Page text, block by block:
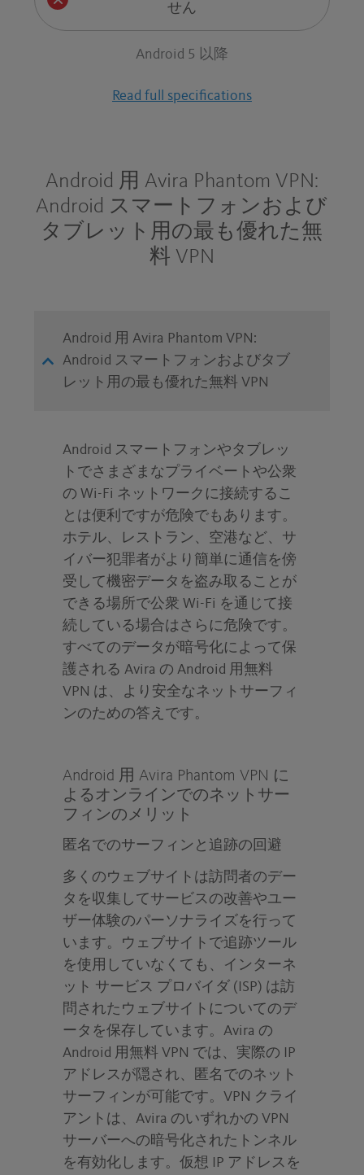
せん
Android 5 以降
Read full specifications
Android 用 Avira Phantom VPN:
Android スマートフォンおよび
タブレット用の最も優れた無
料 VPN
Android 用 Avira Phantom VPN:
Android スマートフォンおよびタブ
レット用の最も優れた無料 VPN
Android スマートフォンやタブレッ
トでさまざまなプライベートや公衆
の Wi-Fi ネットワークに接続するこ
とは便利ですが危険でもあります。
ホテル、レストラン、空港など、サ
イバー犯罪者がより簡単に通信を傍
受して機密データを盗み取ることが
できる場所で公衆 Wi-Fi を通じて接
続している場合はさらに危険です。
すべてのデータが暗号化によって保
護される Avira の Android 用無料
VPN は、より安全なネットサーフィ
ンのための答えです。
Android 用 Avira Phantom VPN に
よるオンラインでのネットサー
フィンのメリット
匿名でのサーフィンと追跡の回避
多くのウェブサイトは訪問者のデー
タを収集してサービスの改善やユー
ザー体験のパーソナライズを行って
います。ウェブサイトで追跡ツール
を使用していなくても、インターネ
ット サービス プロバイダ (ISP) は訪
問されたウェブサイトについてのデ
ータを保存しています。Avira の
Android 用無料 VPN では、実際の IP
アドレスが隠され、匿名でのネット
サーフィンが可能です。VPN クライ
アントは、Avira のいずれかの VPN
サーバーへの暗号化されたトンネル
を有効化します。仮想 IP アドレスを